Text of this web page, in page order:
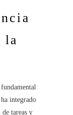
la
integrado
de tareas y